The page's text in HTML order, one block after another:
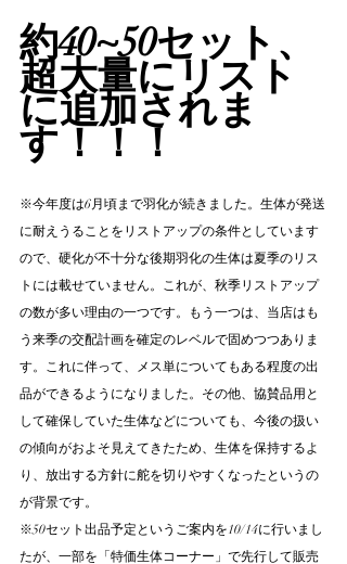
約40~50セット、
超大量にリスト
に追加されま
す！！！
※今年度は6月頃まで羽化が続きました。生体が発送
に耐えうることをリストアップの条件としています
ので、硬化が不十分な後期羽化の生体は夏季のリス
トには載せていません。これが、秋季リストアップ
の数が多い理由の一つです。もう一つは、当店はも
う来季の交配計画を確定のレベルで固めつつありま
す。これに伴って、メス単についてもある程度の出
品ができるようになりました。その他、協賛品用と
して確保していた生体などについても、今後の扱い
の傾向がおよそ見えてきたため、生体を保持するよ
り、放出する方針に舵を切りやすくなったというの
が背景です。
※50セット出品予定というご案内を10/14に行いまし
たが、一部を「特価生体コーナー」で先行して販売